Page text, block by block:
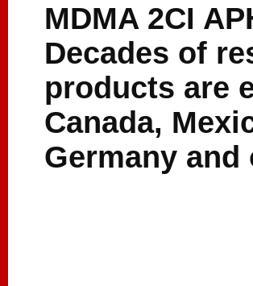
MDMA 2CI
Decades of
products are
Canada,
Germany